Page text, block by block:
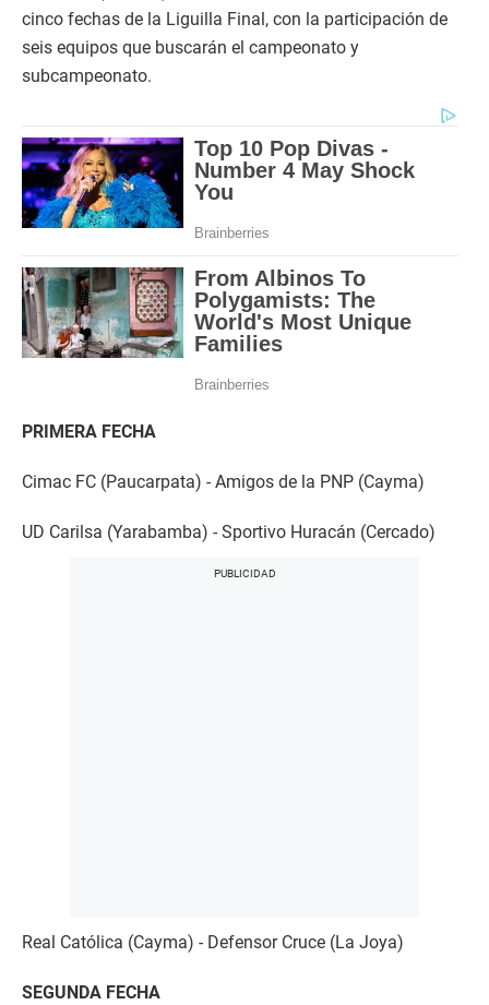
cinco fechas de la Liguilla Final, con la participación de
seis equipos que buscarán el campeonato y
subcampeonato.
PRIMERA FECHA
Cimac FC (Paucarpata) - Amigos de la PNP (Cayma)
UD Carilsa (Yarabamba) - Sportivo Huracán (Cercado)
Real Católica (Cayma) - Defensor Cruce (La Joya)
SEGUNDA FECHA